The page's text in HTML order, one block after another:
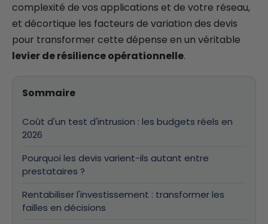
complexité de vos applications et de votre réseau,
et décortique les facteurs de variation des devis
pour transformer cette dépense en un véritable
levier de résilience opérationnelle.
Sommaire
Coût d'un test d'intrusion : les budgets réels en
2026
Pourquoi les devis varient-ils autant entre
prestataires ?
Rentabiliser l'investissement : transformer les
failles en décisions